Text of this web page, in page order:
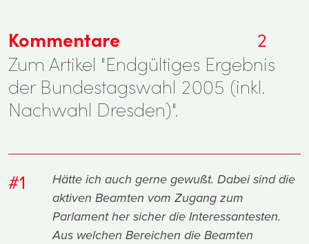
Kommentare
2
Zum Artikel "Endgültiges Ergebnis
der Bundestagswahl 2005 (inkl.
Nachwahl Dresden)".
#1
Hätte ich auch gerne gewußt. Dabei sind die
aktiven Beamten vom Zugang zum
Parlament her sicher die Interessantesten.
Aus welchen Bereichen die Beamten